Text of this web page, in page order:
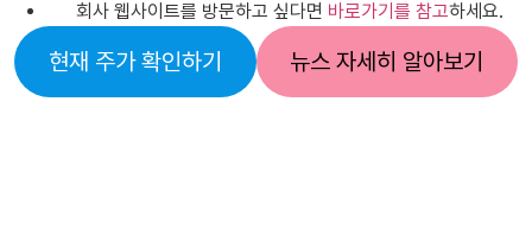
회사 웹사이트를 방문하고 싶다면 바로가기를 참고하세요.
현재 주가 확인하기 뉴스 자세히 알아보기